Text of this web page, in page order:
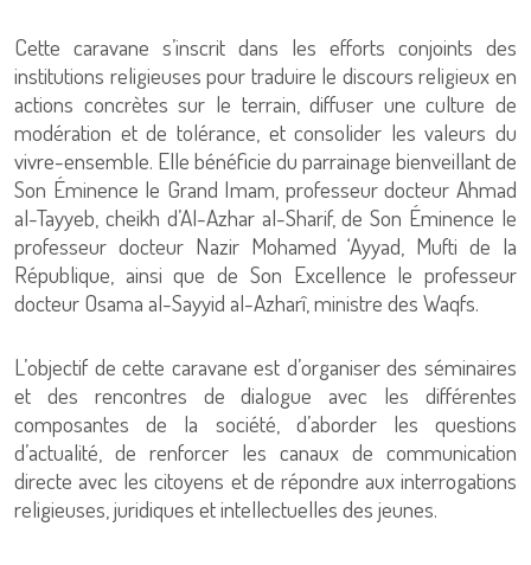
Cette caravane s’inscrit dans les efforts conjoints des
institutions religieuses pour traduire le discours religieux en
actions concrètes sur le terrain, diffuser une culture de
modération et de tolérance, et consolider les valeurs du
vivre-ensemble. Elle bénéficie du parrainage bienveillant de
Son Éminence le Grand Imam, professeur docteur Ahmad
al-Tayyeb, cheikh d’Al-Azhar al-Sharif, de Son Éminence le
professeur docteur Nazir Mohamed ‘Ayyad, Mufti de la
République, ainsi que de Son Excellence le professeur
docteur Osama al-Sayyid al-Azharî, ministre des Waqfs.
L’objectif de cette caravane est d’organiser des séminaires
et des rencontres de dialogue avec les différentes
composantes de la société, d’aborder les questions
d’actualité, de renforcer les canaux de communication
directe avec les citoyens et de répondre aux interrogations
religieuses, juridiques et intellectuelles des jeunes.